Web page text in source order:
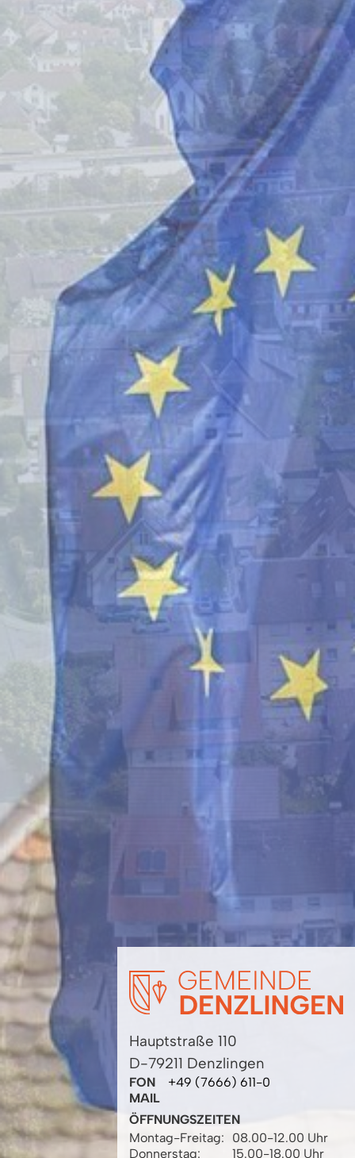
Hauptstraße 110
D-79211 Denzlingen
FON
+49 (7666) 611-0
MAIL
ÖFFNUNGSZEITEN
Montag-Freitag:
08.00-12.00 Uhr
Donnerstag:
15.00-18.00 Uhr